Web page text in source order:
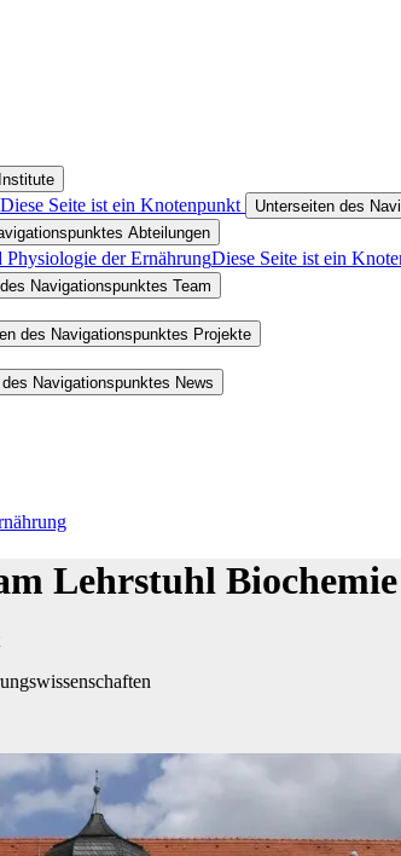
Diese Seite ist ein Knotenpunkt Unterseiten des
Abteilungen
Physiologie der ErnährungDiese Seite ist ein
Navigationspunktes Team
des Navigationspunktes Projekte
Navigationspunktes News
Lehrstuhl